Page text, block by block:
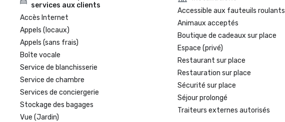
services aux clients
Accès Internet
Appels (locaux)
Appels (sans frais)
Boîte vocale
Service de blanchisserie
Service de chambre
Services de conciergerie
Stockage des bagages
Vue (Jardin)
Accessible aux fauteuils roulants
Animaux acceptés
Boutique de cadeaux sur place
Espace (privé)
Restaurant sur place
Restauration sur place
Sécurité sur place
Séjour prolongé
Traiteurs externes autorisés